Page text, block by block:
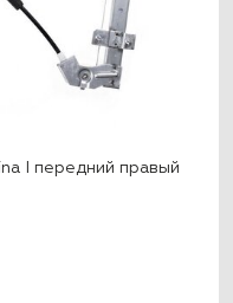
I передний правый